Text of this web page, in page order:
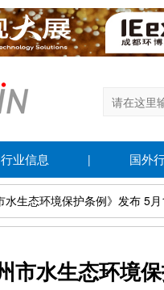
业信息 | 国外
生态环境保护条例》发布 5
市水生态环境